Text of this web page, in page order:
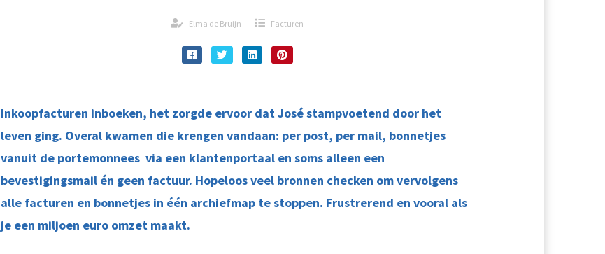
Elma de Bruijn Facturen
Inkoopfacturen inboeken, het zorgde ervoor dat José stampvoetend door het
leven ging. Overal kwamen die krengen vandaan: per post, per mail, bonnetjes
vanuit de portemonnees via een klantenportaal en soms alleen een
bevestigingsmail én geen factuur. Hopeloos veel bronnen checken om vervolgens
alle facturen en bonnetjes in één archiefmap te stoppen. Frustrerend en vooral als
je een miljoen euro omzet maakt.